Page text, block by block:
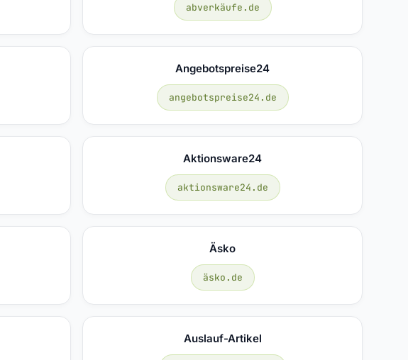
abverkäufe.de
Angebotspreise24
angebotspreise24.de
Aktionsware24
aktionsware24.de
Äsko
äsko.de
Auslauf-Artikel